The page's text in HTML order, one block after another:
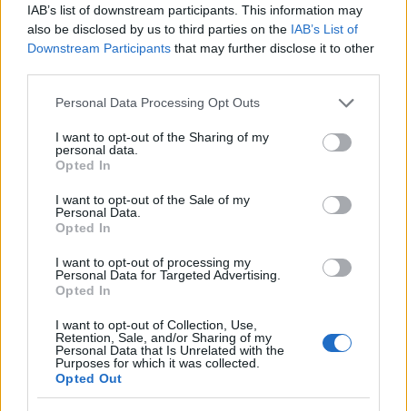
IAB’s list of downstream participants. This information may
also be disclosed by us to third parties on the IAB’s List of
Downstream Participants that may further disclose it to other
Please note that this website/app uses one or more Google
not limited to your visit or usage behaviour. You may click to
grant or deny consent to Google and its third-party tags to
use your data for below specified purposes in below Google
consent section.
Personal Data Processing Opt Outs
I want to opt-out of the Sharing of my
personal data.
Opted In
I want to opt-out of the Sale of my
Personal Data.
Opted In
I want to opt-out of processing my
Personal Data for Targeted Advertising.
Opted In
I want to opt-out of Collection, Use,
Retention, Sale, and/or Sharing of my
Personal Data that Is Unrelated with the
Purposes for which it was collected.
Opted Out
ΑΣΕΠ: Πιστοποίηση Αγγλικών σε
μόνο 2 ημέρες στα χέρια σας
ΑΣΕΠ: Εξ αποστάσεως η πιο Εύκολη
Πιστοποίηση Υπολογιστών σε 2
μέρες
Μάθε πρώτος όλες τις σημαντικές
ειδήσεις.
Βάλε το proson.gr στα αποτελέσματα